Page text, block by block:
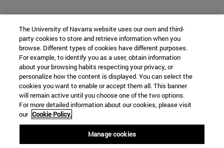
The University of Navarra website uses our own and third-
party cookies to store and retrieve information when you
browse. Different types of cookies have different purposes.
For example, to identify you as a user, obtain information
about your browsing habits respecting your privacy, or
personalize how the content is displayed. You can select the
cookies you want to enable or accept them all. This banner
will remain active until you choose one of the two options.
For more detailed information about our cookies, please visit
our Cookie Policy.
Manage cookies